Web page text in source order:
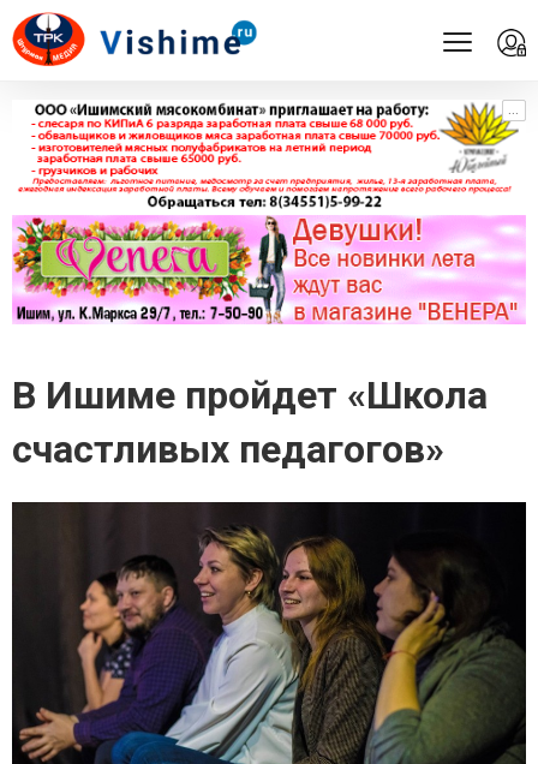
...
...
В Ишиме пройдет «Школа
счастливых педагогов»